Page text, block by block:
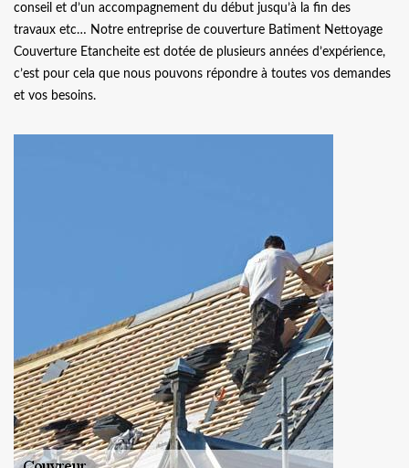
conseil et d’un accompagnement du début jusqu’à la fin des
travaux etc… Notre entreprise de couverture Batiment Nettoyage
Couverture Etancheite est dotée de plusieurs années d’expérience,
c’est pour cela que nous pouvons répondre à toutes vos demandes
et vos besoins.